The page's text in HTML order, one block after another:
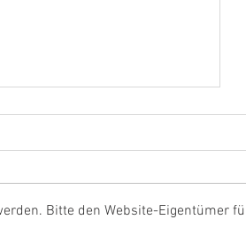
Bitte den Website-Eigentümer